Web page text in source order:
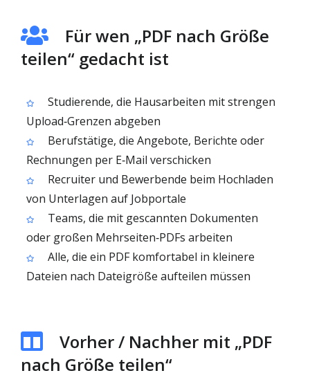
Für wen „PDF nach Größe
teilen“ gedacht ist
Studierende, die Hausarbeiten mit strengen
Upload‑Grenzen abgeben
Berufstätige, die Angebote, Berichte oder
Rechnungen per E‑Mail verschicken
Recruiter und Bewerbende beim Hochladen
von Unterlagen auf Jobportale
Teams, die mit gescannten Dokumenten
oder großen Mehrseiten‑PDFs arbeiten
Alle, die ein PDF komfortabel in kleinere
Dateien nach Dateigröße aufteilen müssen
Vorher / Nachher mit „PDF
nach Größe teilen“